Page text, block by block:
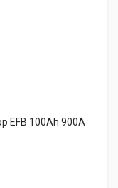
EFB 100Ah 900A